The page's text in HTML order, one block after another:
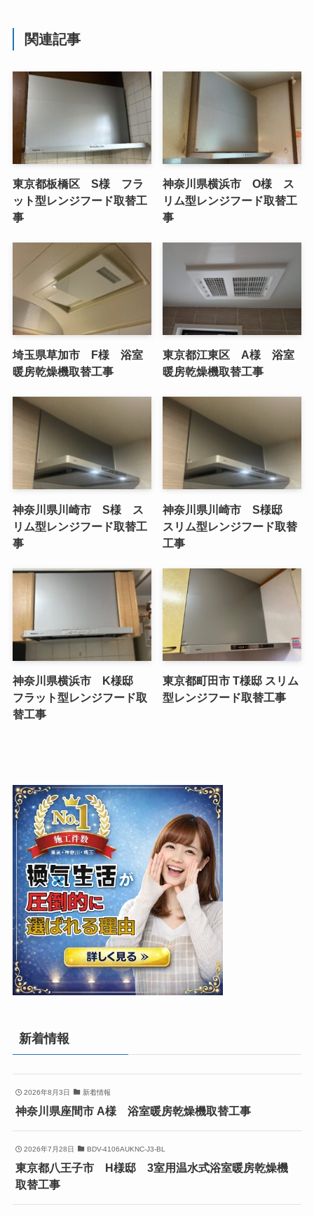
関連記事
東京都板橋区 S様 フラ
ット型レンジフード取替工
事
神奈川県横浜市 O様 ス
リム型レンジフード取替工
事
埼玉県草加市 F様 浴室
暖房乾燥機取替工事
東京都江東区 A様 浴室
暖房乾燥機取替工事
神奈川県川崎市 S様 ス
リム型レンジフード取替工
事
神奈川県川崎市 S様邸
スリム型レンジフード取替
工事
神奈川県横浜市 K様邸
フラット型レンジフード取
替工事
東京都町田市 T様邸 スリム
型レンジフード取替工事
新着情報
2026年8月3日 新着情報
神奈川県座間市 A様 浴室暖房乾燥機取替工事
2026年7月28日 BDV-4106AUKNC-J3-BL
東京都八王子市 H様邸 3室用温水式浴室暖房乾燥機
取替工事